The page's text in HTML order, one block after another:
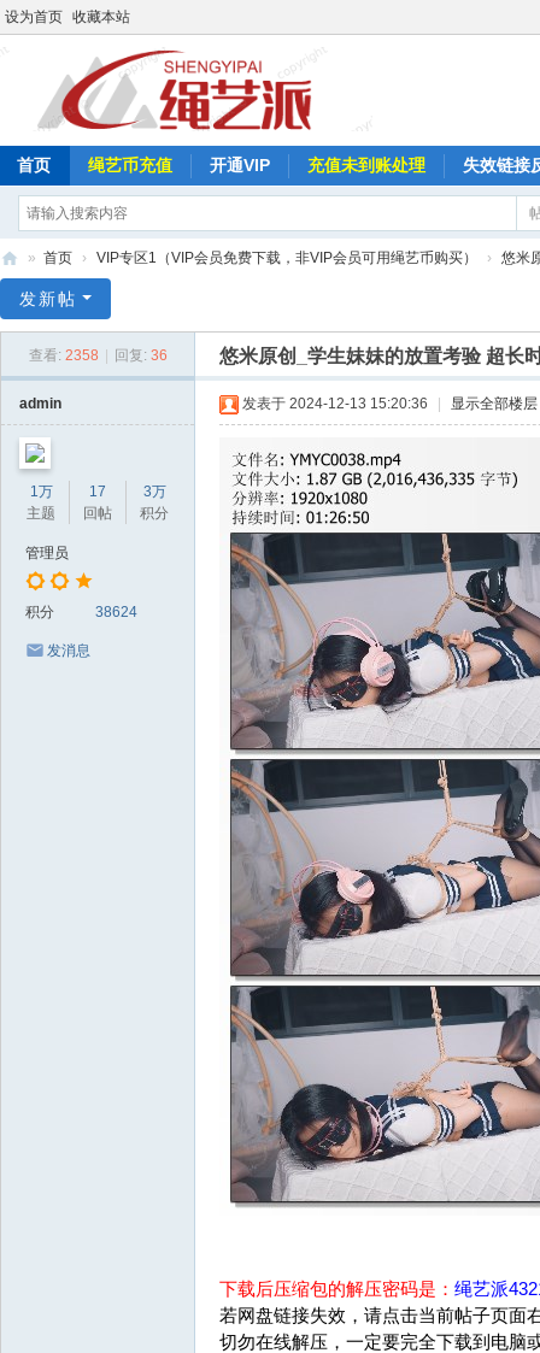
设为首页 收藏本站
首页 绳艺币充值 开通VIP 充值未到账处理 失效链接
艺
» 首页 › VIP专区1（VIP会员免费下载，非VIP会员可用绳艺币购买） › 悠米
发新帖
查看: 2358 回复: 36 悠米原创_学生妹妹的放置考验 超长
admin
1万
主题
17
回帖
3万
积分
管理员
积分 38624
发消息
发表于 2024-12-13 15:20:36 显示全部楼层
下载后压缩包的解压密码是： 绳艺派
若网盘链接失效，请点击当前帖子页面
切勿在线解压，一定要完全下载到电脑